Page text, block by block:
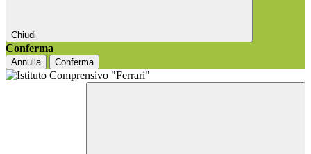
Chiudi
Conferma
Annulla Conferma